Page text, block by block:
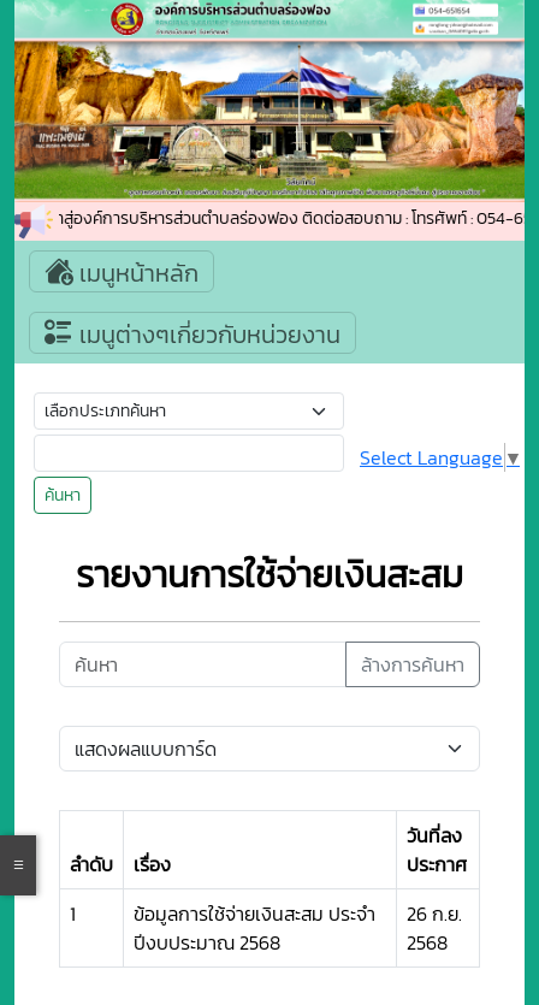
รับเข้าสู่องค์การบริหารส่วนตำบลร่องฟอง ติดต่อสอบถาม : โทรศัพท์ : 054-
เมนูหน้าหลัก
เมนูต่างๆเกี่ยวกับหน่วยงาน
ค้นหา
Select Language ▼
รายงานการใช้จ่ายเงินสะสม
ล้างการค้นหา
ลำดับ เรื่อง
วันที่ลง
ประกาศ
1
ข้อมูลการใช้จ่ายเงินสะสม ประจำ
ปีงบประมาณ 2568
26 ก.ย.
2568